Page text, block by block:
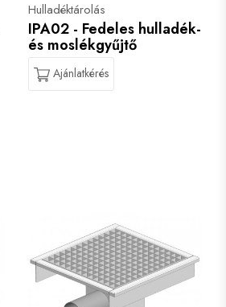
Hulladéktárolás
IPA02 - Fedeles hulladék-
és moslékgyűjtő
Ajánlatkérés